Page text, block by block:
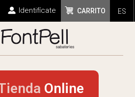
ES
CARRITO
Identifícate
Online